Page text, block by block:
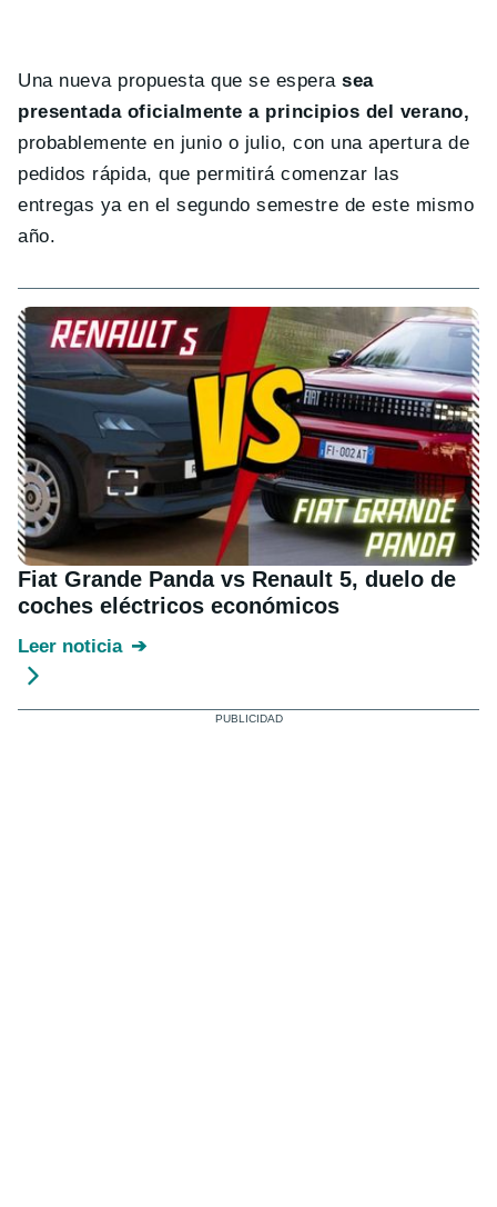
Una nueva propuesta que se esperasea
presentada oficialmente a principios del verano,
probablemente en junio o julio, con una apertura de
pedidos rápida, que permitirá comenzar las
entregas ya en el segundo semestre de este mismo
año.
Fiat Grande Panda vs Renault 5, duelo de
coches eléctricos económicos
Leer noticia